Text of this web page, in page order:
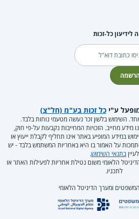
לידיעון כל-זכות
הרשמה
ע"יכל זכות בע"מ (חל"צ)
השימוש בלשון זכר נעשה מטעמי נוחות בלבד.
מידע מחייב. הזכויות המחייבות נקבעות על-פי חוק,
במידע המופיע באתר אינו תחליף לקבלת ייעוץ או
על האמור בו היא באחריות המשתמש בלבד - יש
לעייןבתנאי השימוש.
הלאומי משום נטילת אחריות לפעילות האתר או
לתכניו.
ומערך הדיגיטל הלאומי